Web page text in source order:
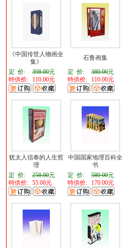
《中国传世人物画全
集》
定 价:
398.00元
特供价:
110.00元
石鲁画集
定 价:
380.00元
特供价:
110.00元
犹太人信奉的人生哲
理
定 价:
258.00元
特供价:
55.00元
中国国家地理百科全
书
定 价:
580.00元
特供价:
170.00元